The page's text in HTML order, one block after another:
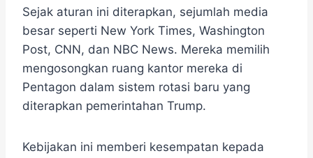
Sejak aturan ini diterapkan, sejumlah media
besar seperti New York Times, Washington
Post, CNN, dan NBC News. Mereka memilih
mengosongkan ruang kantor mereka di
Pentagon dalam sistem rotasi baru yang
diterapkan pemerintahan Trump.
Kebijakan ini memberi kesempatan kepada